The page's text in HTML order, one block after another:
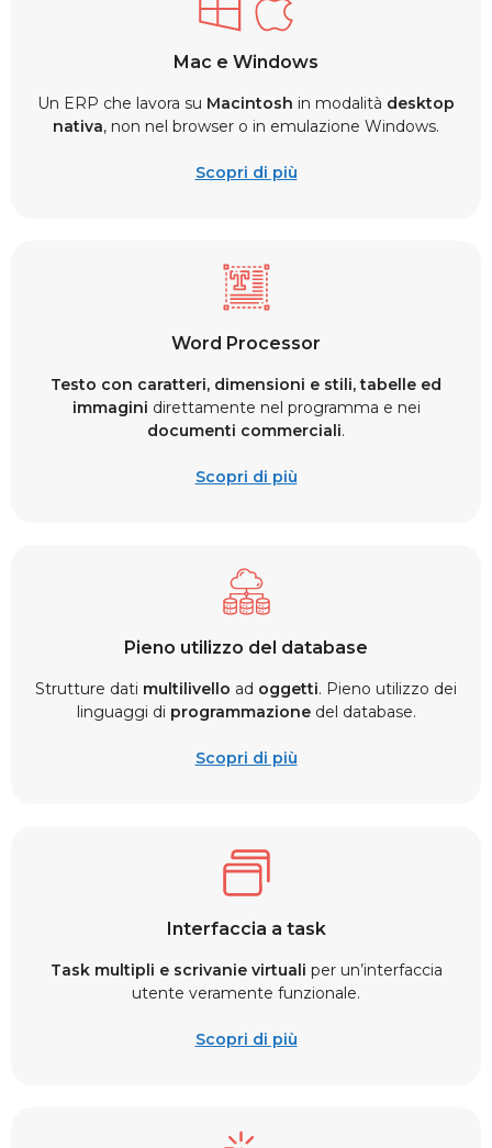
Mac e Windows
Un ERP che lavora su Macintosh in modalità desktop
nativa, non nel browser o in emulazione Windows.
Scopri di più
Word Processor
Testo con caratteri, dimensioni e stili, tabelle ed
immagini direttamente nel programma e nei
documenti commerciali.
Scopri di più
Pieno utilizzo del database
Strutture dati multilivello ad oggetti. Pieno utilizzo dei
linguaggi di programmazionedel database.
Scopri di più
Interfaccia a task
Task multipli e scrivanie virtuali per un’interfaccia
utente veramente funzionale.
Scopri di più